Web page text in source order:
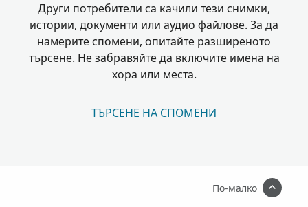
Други потребители са качили тези снимки,
истории, документи или аудио файлове. За да
намерите спомени, опитайте разширеното
търсене. Не забравяйте да включите имена на
хора или места.
ТЪРСЕНЕ НА СПОМЕНИ
По-малко